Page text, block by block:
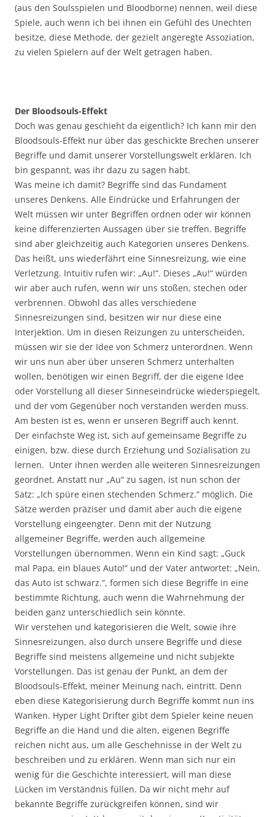
(aus den Soulsspielen und Bloodborne) nennen, weil diese
Spiele, auch wenn ich bei ihnen ein Gefühl des Unechten
besitze, diese Methode, der gezielt angeregte Assoziation,
zu vielen Spielern auf der Welt getragen haben.
Der Bloodsouls-Effekt
Doch was genau geschieht da eigentlich? Ich kann mir den
Bloodsouls-Effekt nur über das geschickte Brechen unserer
Begriffe und damit unserer Vorstellungswelt erklären. Ich
bin gespannt, was ihr dazu zu sagen habt.
Was meine ich damit? Begriffe sind das Fundament
unseres Denkens. Alle Eindrücke und Erfahrungen der
Welt müssen wir unter Begriffen ordnen oder wir können
keine differenzierten Aussagen über sie treffen. Begriffe
sind aber gleichzeitig auch Kategorien unseres Denkens.
Das heißt, uns wiederfährt eine Sinnesreizung, wie eine
Verletzung. Intuitiv rufen wir: „Au!“. Dieses „Au!“ würden
wir aber auch rufen, wenn wir uns stoßen, stechen oder
verbrennen. Obwohl das alles verschiedene
Sinnesreizungen sind, besitzen wir nur diese eine
Interjektion. Um in diesen Reizungen zu unterscheiden,
müssen wir sie der Idee von Schmerz unterordnen. Wenn
wir uns nun aber über unseren Schmerz unterhalten
wollen, benötigen wir einen Begriff, der die eigene Idee
oder Vorstellung all dieser Sinneseindrücke wiederspiegelt,
und der vom Gegenüber noch verstanden werden muss.
Am besten ist es, wenn er unseren Begriff auch kennt.
Der einfachste Weg ist, sich auf gemeinsame Begriffe zu
einigen, bzw. diese durch Erziehung und Sozialisation zu
lernen. Unter ihnen werden alle weiteren Sinnesreizungen
geordnet. Anstatt nur „Au“ zu sagen, ist nun schon der
Satz: „Ich spüre einen stechenden Schmerz.“ möglich. Die
Sätze werden präziser und damit aber auch die eigene
Vorstellung eingeengter. Denn mit der Nutzung
allgemeiner Begriffe, werden auch allgemeine
Vorstellungen übernommen. Wenn ein Kind sagt: „Guck
mal Papa, ein blaues Auto!“ und der Vater antwortet: „Nein,
das Auto ist schwarz.“, formen sich diese Begriffe in eine
bestimmte Richtung, auch wenn die Wahrnehmung der
beiden ganz unterschiedlich sein könnte.
Wir verstehen und kategorisieren die Welt, sowie ihre
Sinnesreizungen, also durch unsere Begriffe und diese
Begriffe sind meistens allgemeine und nicht subjekte
Vorstellungen. Das ist genau der Punkt, an dem der
Bloodsouls-Effekt, meiner Meinung nach, eintritt. Denn
eben diese Kategorisierung durch Begriffe kommt nun ins
Wanken. Hyper Light Drifter gibt dem Spieler keine neuen
Begriffe an die Hand und die alten, eigenen Begriffe
reichen nicht aus, um alle Geschehnisse in der Welt zu
beschreiben und zu erklären. Wenn man sich nur ein
wenig für die Geschichte interessiert, will man diese
Lücken im Verständnis füllen. Da wir nicht mehr auf
bekannte Begriffe zurückgreifen können, sind wir